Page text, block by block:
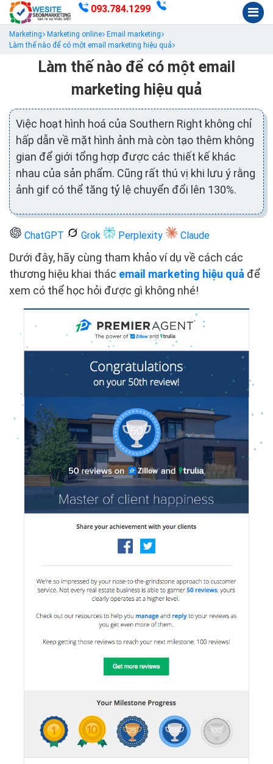
093.784.1299
Marketing Marketing online
Email marketing
Làm thế nào để có một email marketing hiệu quả
Làm thế nào để có một email
marketing hiệu quả
Việc hoạt hình hoá của Southern Right không chỉ
hấp dẫn về mặt hình ảnh mà còn tạo thêm không
gian để giới tổng hợp được các thiết kế khác
nhau của sản phẩm. Cũng rất thú vị khi lưu ý rằng
ảnh gif có thể tăng tỷ lệ chuyển đổi lên 130%.
ChatGPT Grok Perplexity Claude
Dưới đây, hãy cùng tham khảo ví dụ về cách các
thương hiệu khai thác email marketing hiệu quả để
xem có thể học hỏi được gì không nhé!